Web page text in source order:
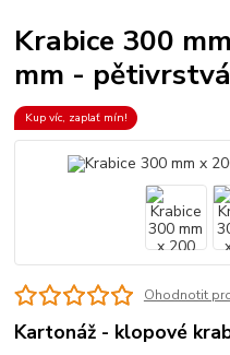
Krabice 300
mm - pětivrstvá
Kup víc, zaplať mín!
Ohodnotit
Kartonáž - klopové